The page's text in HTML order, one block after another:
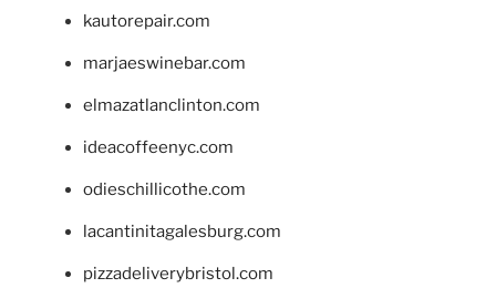
kautorepair.com
marjaeswinebar.com
elmazatlanclinton.com
ideacoffeenyc.com
odieschillicothe.com
lacantinitagalesburg.com
pizzadeliverybristol.com